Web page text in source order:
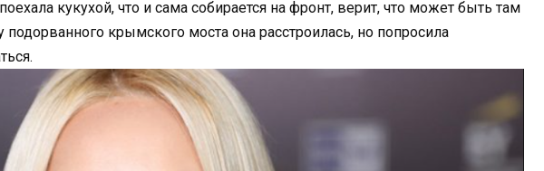
кукухой, что и сама собирается на фронт, верит, что может быть там
подорванного крымского моста она расстроилась, но попросила